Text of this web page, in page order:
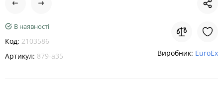
В наявності
Код: 2103586
Артикул: 879-a35 Виробник: EuroEx